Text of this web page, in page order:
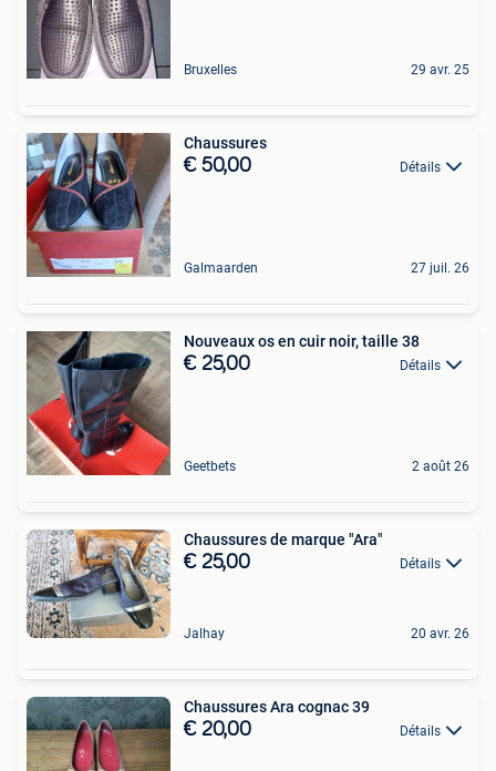
Bruxelles 29 avr. 25
Chaussures
€ 50,00 Détails
Galmaarden 27 juil. 26
Nouveaux os en cuir noir, taille 38
€ 25,00 Détails
Geetbets 2 août 26
Chaussures de marque "Ara"
€ 25,00 Détails
Jalhay 20 avr. 26
Chaussures Ara cognac 39
€ 20,00 Détails